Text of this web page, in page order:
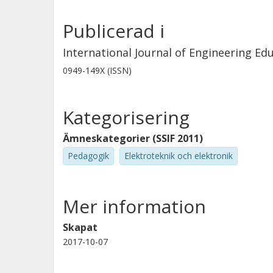
Publicerad i
International Journal of Engineering
0949-149X (ISSN)
Kategorisering
Ämneskategorier (SSIF 2011)
Pedagogik Elektroteknik och elektronik
Mer information
Skapat
2017-10-07